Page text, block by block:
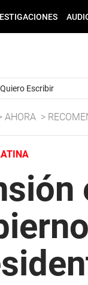
Quiero Escribir
AHORA >